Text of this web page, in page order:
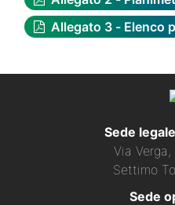
Allegato 3 - Elenco
Sede
Via
Settimo
Sede